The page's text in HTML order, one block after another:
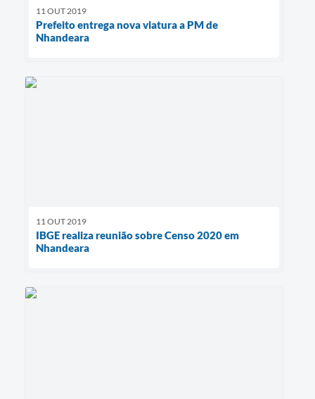
11 OUT 2019
Prefeito entrega nova viatura a PM de
Nhandeara
11 OUT 2019
IBGE realiza reunião sobre Censo 2020 em
Nhandeara